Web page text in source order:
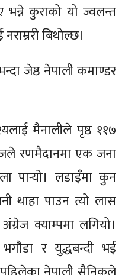
कुराको यो ज्वलन्त
बिथोल्छ।
जेष्ठ नेपाली कमाण्डर
मैनालीले पृष्ठ ११७
रणमैदानमा एक जना
पार्‍यो। लडाइँमा कुन
थाहा पाउन त्यो लास
क्याम्पमा लगियो।
र युद्धबन्दी भई